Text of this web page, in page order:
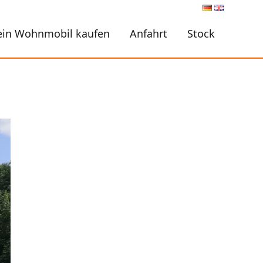
Wohnmobil kaufen Anfahrt Stock